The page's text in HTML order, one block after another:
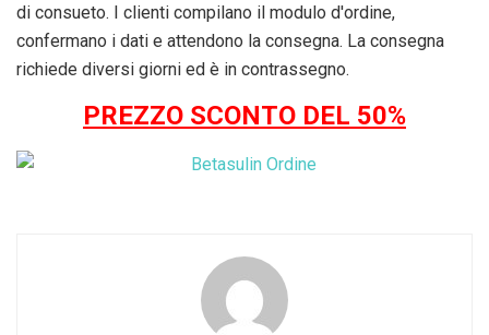
di consueto. I clienti compilano il modulo d'ordine,
confermano i dati e attendono la consegna. La consegna
richiede diversi giorni ed è in contrassegno.
PREZZO SCONTO DEL 50%